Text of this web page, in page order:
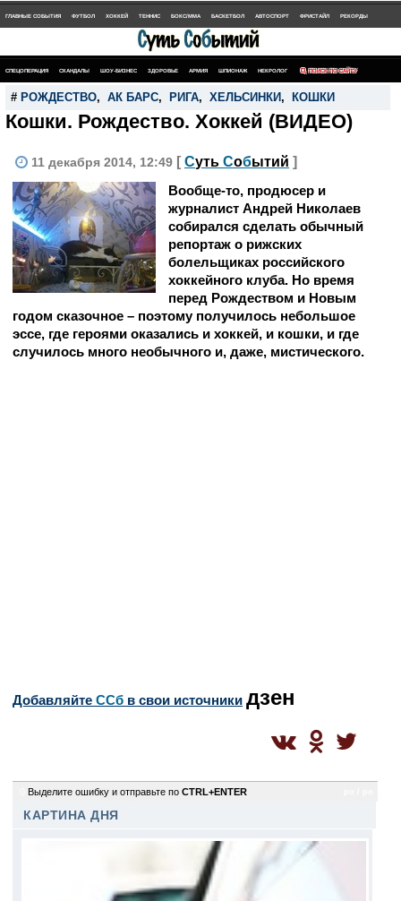
ГЛАВНЫЕ СОБЫТИЯ ФУТБОЛ ХОККЕЙ ТЕННИС БОКС/MMA БАСКЕТБОЛ АВТОСПОРТ ФРИСТАЙЛ РЕКОРДЫ
СПЕЦОПЕРАЦИЯ СКАНДАЛЫ ШОУ-БИЗНЕС ЗДОРОВЬЕ АРМИЯ ШПИОНАЖ НЕКРОЛОГ ПОИСК ПО САЙТУ
# РОЖДЕСТВО, АК БАРС, РИГА, ХЕЛЬСИНКИ , КОШКИ
Кошки. Рождество. Хоккей (ВИДЕО)
11 декабря 2014, 12:49 [ Суть Событий ]
Вообще-то, продюсер и
журналист Андрей Николаев
собирался сделать обычный
репортаж о рижских
болельщиках российского
хоккейного клуба. Но время
перед Рождеством и Новым
годом сказочное – поэтому получилось небольшое
эссе, где героями оказались и хоккей, и кошки, и где
случилось много необычного и, даже, мистического.
Добавляйте CСб в свои источники дзен
Выделите ошибку и отправьте по CTRL+ENTER
КАРТИНА ДНЯ